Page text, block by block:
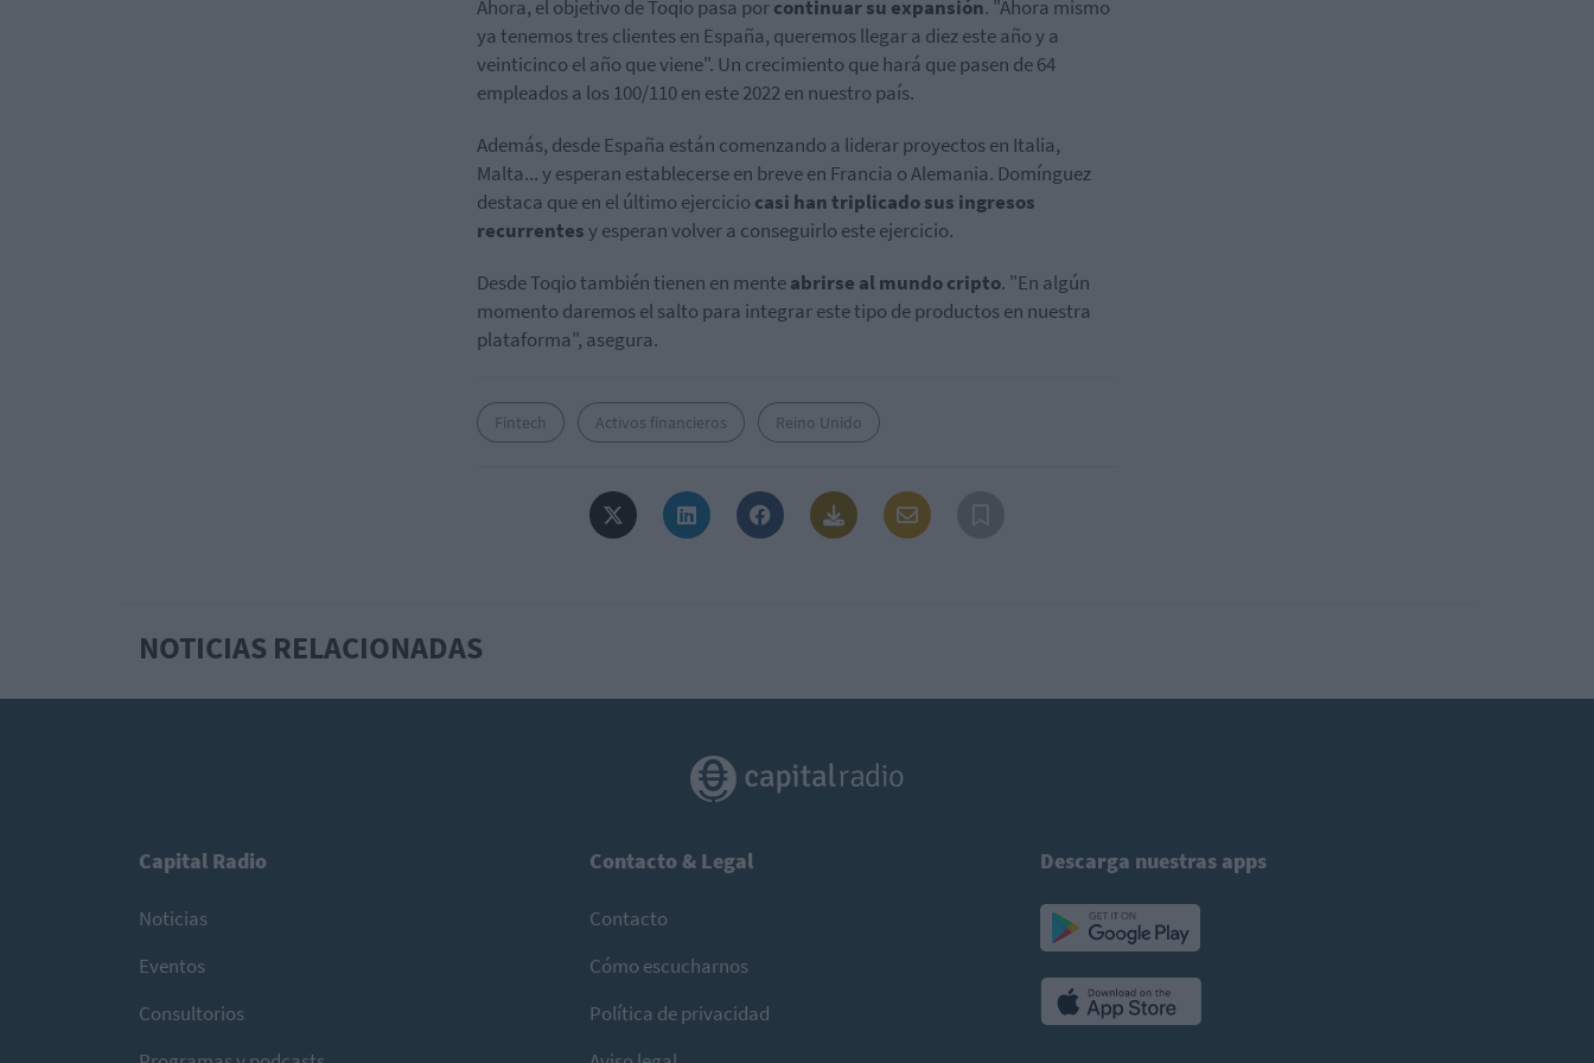
Ahora, el objetivo de Toqio pasa porcontinuar su expansión. "Ahora mismo
ya tenemos tres clientes en España, queremos llegar a diez este año y a
veinticinco el año que viene". Un crecimiento que hará que pasen de 64
empleados a los 100/110 en este 2022 en nuestro país.
Además, desde España están comenzando a liderar proyectos en Italia,
Malta... y esperan establecerse en breve en Francia o Alemania. Domínguez
destaca que en el último ejercicio casi han triplicado sus ingresos
recurrentesy esperan volver a conseguirlo este ejercicio.
Desde Toqio también tienen en menteabrirse al mundo cripto. "En algún
momento daremos el salto para integrar este tipo de productos en nuestra
plataforma", asegura.
Fintech Activos financieros Reino Unido
NOTICIAS RELACIONADAS
Capital Radio
Noticias
Eventos
Consultorios
Contacto & Legal
Contacto
Cómo escucharnos
Política de privacidad
Descarga nuestras apps